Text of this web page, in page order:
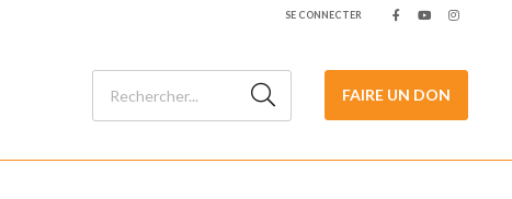
SE CONNECTER
FAIRE UN DON